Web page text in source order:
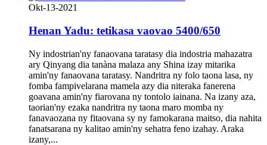
Okt-13-2021
Henan Yadu: tetikasa vaovao 5400/650
Ny indostrian'ny fanaovana taratasy dia indostria mahazatra
ary Qinyang dia tanàna malaza any Shina izay mitarika
amin'ny fanaovana taratasy. Nandritra ny folo taona lasa, ny
fomba fampivelarana mamela azy dia niteraka fanerena
goavana amin'ny fiarovana ny tontolo iainana. Na izany aza,
taorian'ny ezaka nandritra ny taona maro momba ny
fanavaozana ny fitaovana sy ny famokarana maitso, dia nahita
fanatsarana ny kalitao amin'ny sehatra feno izahay. Araka
izany,...